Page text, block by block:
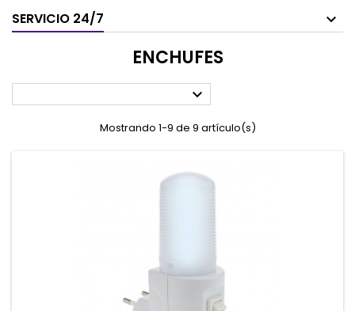
SERVICIO 24/7
ENCHUFES

Mostrando 1-9 de 9 artículo(s)